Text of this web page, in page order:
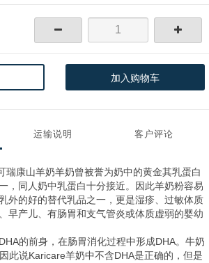
加入购物车
运输说明 客户评论
瑞康山羊奶羊奶曾被誉为奶中的黄金其乳蛋白
，同人奶中乳蛋白十分接近。因此羊奶粉容易
外的好的替代乳品之一，更是湿疹、过敏体质
早产儿、有肠胃和支气管炎或体质虚弱的婴幼
的前身，在肠胃消化过程中形成DHA。牛奶
此说Karicare羊奶中不含DHA是正确的，但是